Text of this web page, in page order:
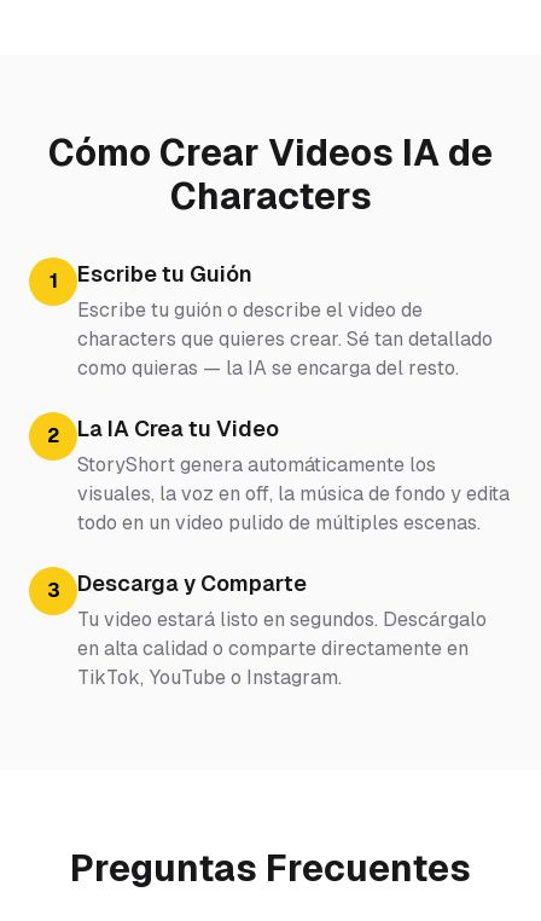
Cómo Crear Videos IA de
Characters
1 Escribe tu Guión
Escribe tu guión o describe el video de
characters que quieres crear. Sé tan detallado
como quieras — la IA se encarga del resto.
2 La IA Crea tu Video
StoryShort genera automáticamente los
visuales, la voz en off, la música de fondo y edita
todo en un video pulido de múltiples escenas.
3 Descarga y Comparte
Tu video estará listo en segundos. Descárgalo
en alta calidad o comparte directamente en
TikTok, YouTube o Instagram.
Preguntas Frecuentes